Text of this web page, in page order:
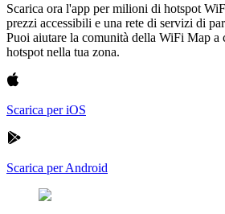
Scarica ora l'app per milioni di hotspot
prezzi accessibili e una rete di servizi di
Puoi aiutare la comunità della WiFi Map a
hotspot nella tua zona.
Scarica per iOS
Scarica per Android